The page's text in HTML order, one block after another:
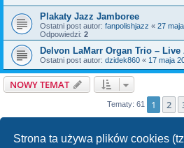
Strona ta używa plików cookies
Plakaty Jazz Jamboree
Ostatni post autor: fanpolishjazz « 27
Odpowiedzi: 2
Delvon LaMarr Organ Trio ‎– Live
Ostatni post autor: dzidek860 « 17 maja
NOWY TEMAT
Tematy: 61 1 2